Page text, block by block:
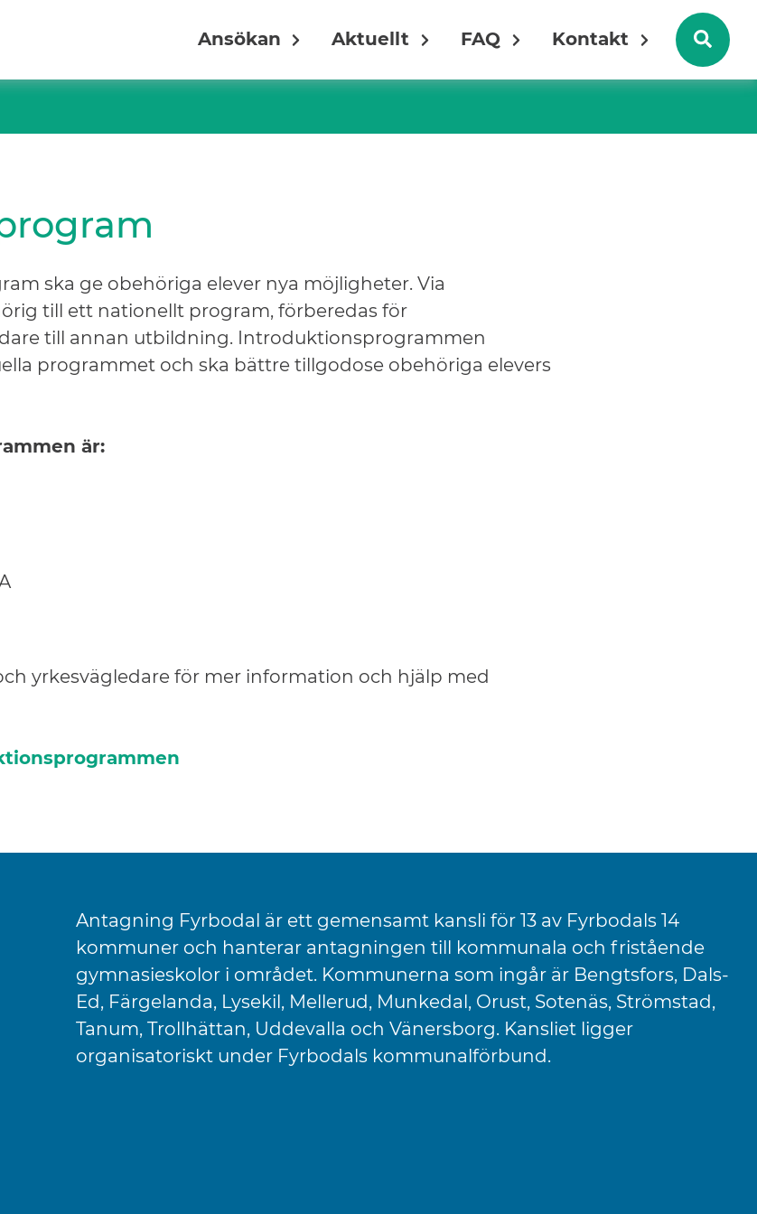
Ansökan Aktuellt FAQ Kontakt
ska ge obehöriga elever nya möjligheter. Via
till ett nationellt program, förberedas för
till annan utbildning. Introduktionsprogrammen
programmet och ska bättre tillgodose obehöriga elevers
är:
yrkesvägledare för mer information och hjälp med
Antagning Fyrbodal är ett gemensamt kansli för 13 av Fyrbodals 14
kommuner och hanterar antagningen till kommunala och fristående
gymnasieskolor i området. Kommunerna som ingår är Bengtsfors, Dals-
Ed, Färgelanda, Lysekil, Mellerud, Munkedal, Orust, Sotenäs, Strömstad,
Tanum, Trollhättan, Uddevalla och Vänersborg. Kansliet ligger
organisatoriskt under Fyrbodals kommunalförbund.